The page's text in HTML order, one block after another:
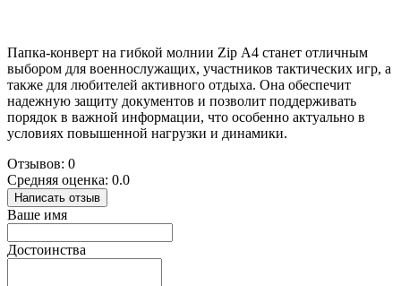
Папка-конверт на гибкой молнии Zip А4 станет отличным
выбором для военнослужащих, участников тактических игр, а
также для любителей активного отдыха. Она обеспечит
надежную защиту документов и позволит поддерживать
порядок в важной информации, что особенно актуально в
условиях повышенной нагрузки и динамики.
Отзывов: 0
Средняя оценка: 0.0
Написать отзыв
Ваше имя
Достоинства